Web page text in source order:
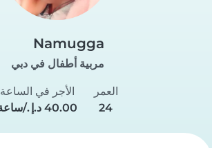
Namugga
مربية أطفال في دبي
العمر
24
الأجر في الساعة